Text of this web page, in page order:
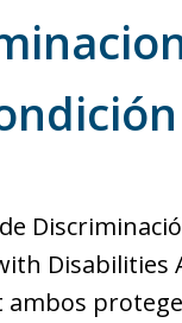
Disabilities
ambos